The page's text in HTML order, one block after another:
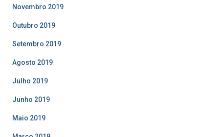
Novembro 2019
Outubro 2019
Setembro 2019
Agosto 2019
Julho 2019
Junho 2019
Maio 2019